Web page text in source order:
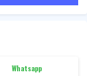
Whatsapp